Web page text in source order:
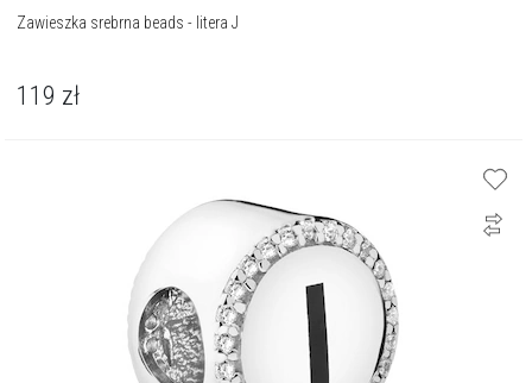
Zawieszka srebrna beads - litera J
119 zł